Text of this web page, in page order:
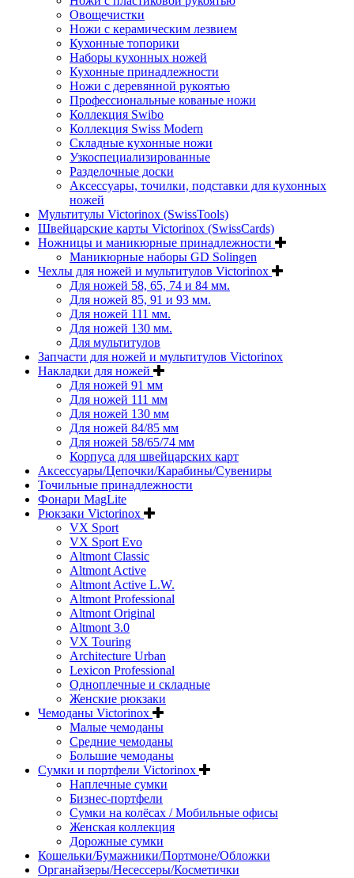
Овощечистки
Ножи с керамическим лезвием
Кухонные топорики
Наборы кухонных ножей
Кухонные принадлежности
Ножи с деревянной рукоятью
Профессиональные кованые ножи
Коллекция Swibo
Коллекция Swiss Modern
Складные кухонные ножи
Узкоспециализированные
Разделочные доски
Аксессуары, точилки, подставки для кухонных
ножей
Мультитулы Victorinox (SwissTools)
Швейцарские карты Victorinox (SwissCards)
Ножницы и маникюрные принадлежности
Маникюрные наборы GD Solingen
Чехлы для ножей и мультитулов Victorinox
Для ножей 58, 65, 74 и 84 мм.
Для ножей 85, 91 и 93 мм.
Для ножей 111 мм.
Для ножей 130 мм.
Для мультитулов
Запчасти для ножей и мультитулов Victorinox
Накладки для ножей
Для ножей 91 мм
Для ножей 111 мм
Для ножей 130 мм
Для ножей 84/85 мм
Для ножей 58/65/74 мм
Корпуса для швейцарских карт
Аксессуары/Цепочки/Карабины/Сувениры
Точильные принадлежности
Фонари MagLite
Рюкзаки Victorinox
VX Sport
VX Sport Evo
Altmont Classic
Altmont Active
Altmont Active L.W.
Altmont Professional
Altmont Original
Altmont 3.0
VX Touring
Architecture Urban
Lexicon Professional
Одноплечные и складные
Женские рюкзаки
Чемоданы Victorinox
Малые чемоданы
Средние чемоданы
Большие чемоданы
Сумки и портфели Victorinox
Наплечные сумки
Бизнес-портфели
Сумки на колёсах / Мобильные офисы
Женская коллекция
Дорожные сумки
Кошельки/Бумажники/Портмоне/Обложки
Органайзеры/Несессеры/Косметички